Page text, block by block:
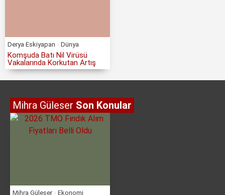
Derya Eskiyapan Dünya
Komşuda Batı Nil Virüsü
Vakalarında Korkutan Artış
Mihra Güleser Son Konular
Mihra Güleser Ekonomi